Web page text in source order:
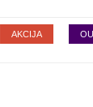
AKCIJA